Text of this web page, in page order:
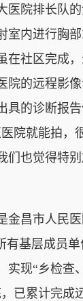
医院排长队
室内进行胸
在社区完成
院的远程影
具的诊断报告
院就能拍，
们也觉得特
昌市人民医
基层成员单
实现“乡检查
已累计完成